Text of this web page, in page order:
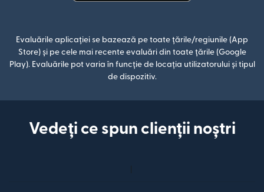
Evaluările aplicației se bazează pe toate țările/regiunile (App
Store) și pe cele mai recente evaluări din toate țările (Google
Play). Evaluările pot varia în funcție de locația utilizatorului și tipul
de dispozitiv.
Vedeți ce spun clienții noștri